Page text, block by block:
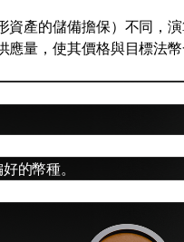
產的儲備擔保）不同，
量，使其價格與目標法幣
的幣種。